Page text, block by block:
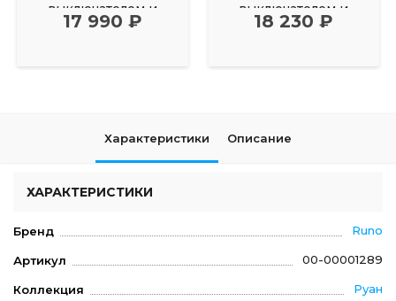
выключателем и
подогревом черный
17 990 ₽
выключателем и
подогревом черный
18 230 ₽
Характеристики Описание
ХАРАКТЕРИСТИКИ
Бренд Runo
Артикул 00-00001289
Коллекция Руан